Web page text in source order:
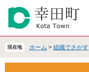
の
頭
ー
飛
現在地 ホーム > 組織でさがす